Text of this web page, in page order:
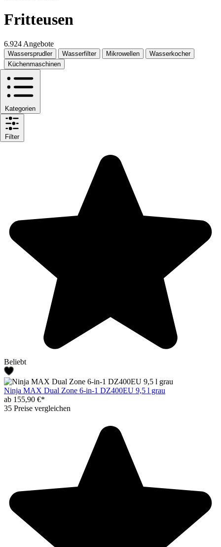
Fritteusen
6.924 Angebote
Wassersprudler Wasserfilter Mikrowellen
Wasserkocher
Küchenmaschinen
Kategorien
Filter
Beliebt
Ninja MAX Dual Zone 6-in-1 DZ400EU 9,5 l grau
ab 155,90 €*
35 Preise vergleichen